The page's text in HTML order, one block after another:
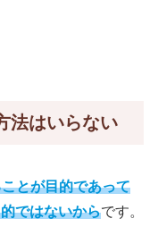
法はいらない
とが目的であって
ではないからです。